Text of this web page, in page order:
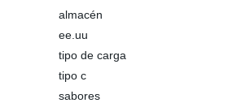
almacén
ee.uu
tipo de carga
tipo c
sabores